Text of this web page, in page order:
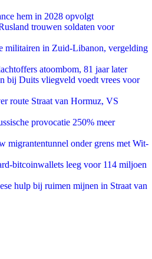
hem in 2028 opvolgt
trouwen soldaten voor
militairen in Zuid-Libanon, vergelding
atoombom, 81 jaar later
bij Duits vliegveld voedt vrees voor
route Straat van Hormuz, VS
provocatie 250% meer
migrantentunnel onder grens met Wit-
bitcoinwallets leeg voor 114 miljoen
hulp bij ruimen mijnen in Straat van